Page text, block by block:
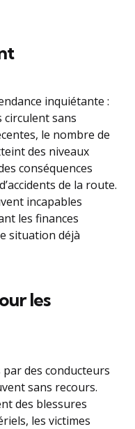
inquiétante :
circulent sans
le nombre de
des niveaux
conséquences
de la route.
incapables
les finances
situation déjà
les
par des conducteurs
sans recours.
des blessures
les victimes